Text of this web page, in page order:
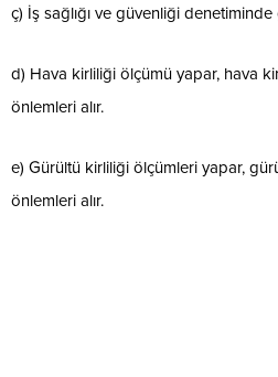
ç) İş sağlığı ve güvenliği denetiminde
d) Hava kirliliği ölçümü yapar, hava
önlemleri alır.
e) Gürültü kirliliği ölçümleri yapar,
önlemleri alır.